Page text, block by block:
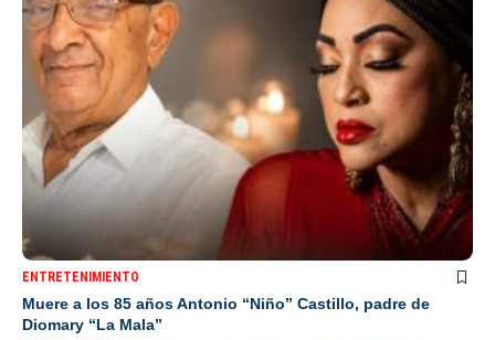
ENTRETENIMIENTO
Muere a los 85 años Antonio “Niño” Castillo, padre de
Diomary “La Mala”